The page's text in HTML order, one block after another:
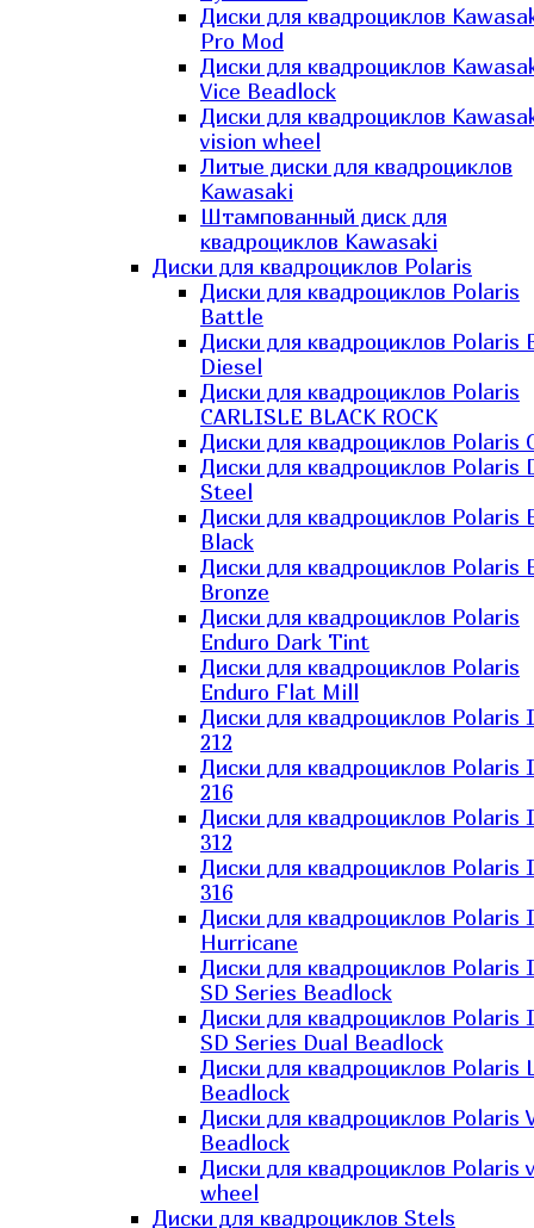
Диски для квадроциклов
Pro Mod
Диски для квадроциклов
Vice Beadlock
Диски для квадроциклов
vision wheel
Литые диски для квадроциклов
Kawasaki​
Штампованный диск для
квадроциклов Kawasaki​
Диски для квадроциклов Polaris
Диски для квадроциклов Polaris
Battle
Диски для квадроциклов Polaris
Diesel
Диски для квадроциклов Polaris
CARLISLE BLACK ROCK
Диски для квадроциклов Polaris
Диски для квадроциклов Polaris
Steel
Диски для квадроциклов Polaris
Black
Диски для квадроциклов Polaris
Bronze
Диски для квадроциклов Polaris
Enduro Dark Tint
Диски для квадроциклов Polaris
Enduro Flat Mill
Диски для квадроциклов Polaris
212
Диски для квадроциклов Polaris
216
Диски для квадроциклов Polaris
312
Диски для квадроциклов Polaris
316
Диски для квадроциклов Polaris
Hurricane
Диски для квадроциклов Polaris
SD Series Beadlock
Диски для квадроциклов Polaris
SD Series Dual Beadlock
Диски для квадроциклов Polaris
Beadlock
Диски для квадроциклов Polaris
Beadlock
Диски для квадроциклов Polaris
wheel
Диски для квадроциклов Stels